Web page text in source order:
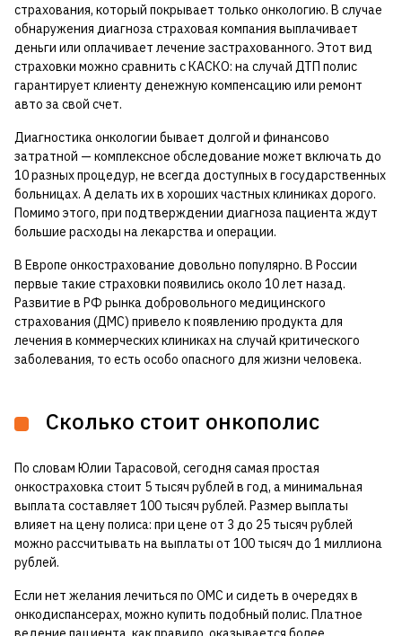
страхования, который покрывает только онкологию. В случае
обнаружения диагноза страховая компания выплачивает
деньги или оплачивает лечение застрахованного. Этот вид
страховки можно сравнить с КАСКО: на случай ДТП полис
гарантирует клиенту денежную компенсацию или ремонт
авто за свой счет.
Диагностика онкологии бывает долгой и финансово
затратной — комплексное обследование может включать до
10 разных процедур, не всегда доступных в государственных
больницах. А делать их в хороших частных клиниках дорого.
Помимо этого, при подтверждении диагноза пациента ждут
большие расходы на лекарства и операции.
В Европе онкострахование довольно популярно. В России
первые такие страховки появились около 10 лет назад.
Развитие в РФ рынка добровольного медицинского
страхования (ДМС) привело к появлению продукта для
лечения в коммерческих клиниках на случай критического
заболевания, то есть особо опасного для жизни человека.
Сколько стоит онкополис
По словам Юлии Тарасовой, сегодня самая простая
онкостраховка стоит 5 тысяч рублей в год, а минимальная
выплата составляет 100 тысяч рублей. Размер выплаты
влияет на цену полиса: при цене от 3 до 25 тысяч рублей
можно рассчитывать на выплаты от 100 тысяч до 1 миллиона
рублей.
Если нет желания лечиться по ОМС и сидеть в очередях в
онкодиспансерах, можно купить подобный полис. Платное